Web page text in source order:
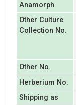
Anamorph
Other Culture
Collection No.
Other No.
Herberium No.
Shipping as